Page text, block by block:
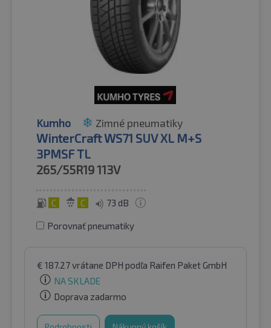
Kumho Zimné pneumatiky
WinterCraft WS71 SUV XL M+S
3PMSF TL
265/55R19113V
C C 73 dB
Porovnať pneumatiky
€ 187.27vrátane DPH podľa Raifen Paket GmbH
NA SKLADE
Doprava zadarmo